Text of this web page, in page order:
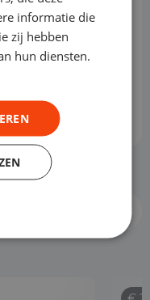
informatie die
zij hebben
hun diensten.